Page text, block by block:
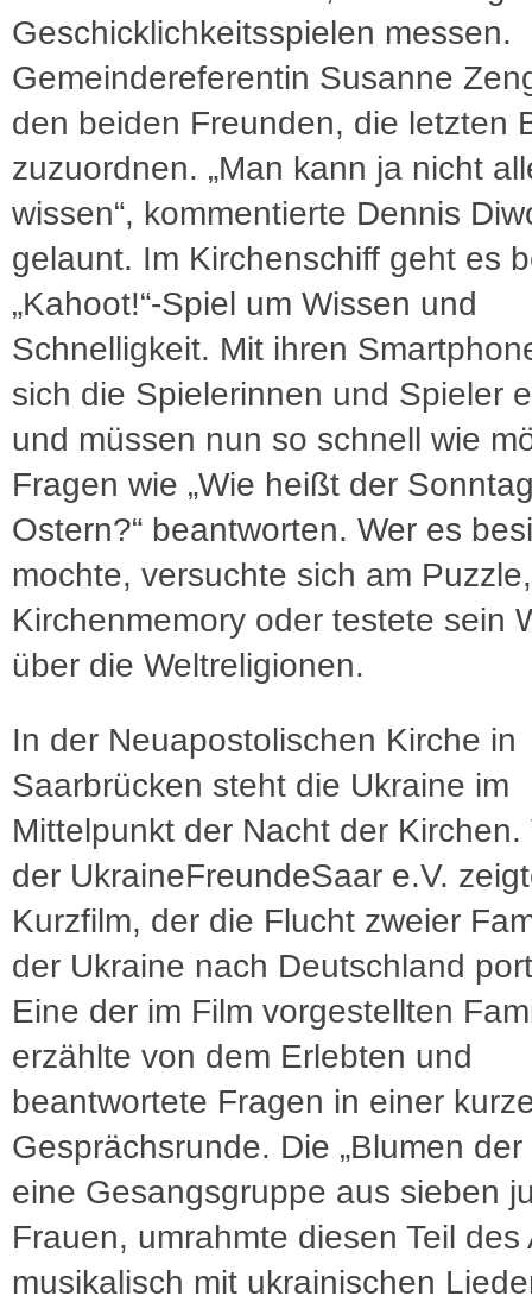
Geschicklichkeitsspielen messen.
Gemeindereferentin Susanne
den beiden Freunden, die letzten
zuzuordnen. „Man kann ja nicht
wissen“, kommentierte Dennis
gelaunt. Im Kirchenschiff geht es
„Kahoot!“-Spiel um Wissen und
Schnelligkeit. Mit ihren
sich die Spielerinnen und Spieler
und müssen nun so schnell wie
Fragen wie „Wie heißt der
Ostern?“ beantworten. Wer es
mochte, versuchte sich am Puzzle,
Kirchenmemory oder testete sein
über die Weltreligionen.
In der Neuapostolischen Kirche in
Saarbrücken steht die Ukraine im
Mittelpunkt der Nacht der Kirchen.
der UkraineFreundeSaar e.V.
Kurzfilm, der die Flucht zweier
der Ukraine nach Deutschland
Eine der im Film vorgestellten
erzählte von dem Erlebten und
beantwortete Fragen in einer
Gesprächsrunde. Die „Blumen der
eine Gesangsgruppe aus sieben
Frauen, umrahmte diesen Teil des
musikalisch mit ukrainischen